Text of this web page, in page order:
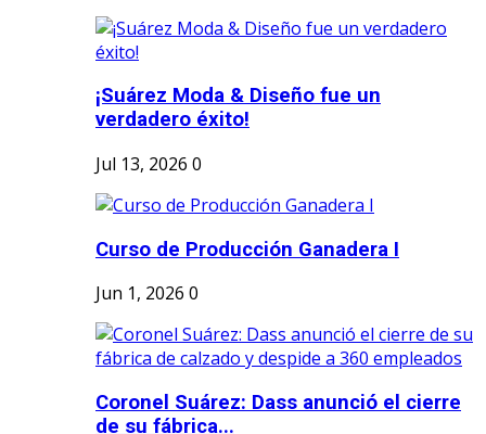
¡Suárez Moda & Diseño fue un
verdadero éxito!
Jul 13, 2026 0
Curso de Producción Ganadera I
Jun 1, 2026 0
Coronel Suárez: Dass anunció el cierre
de su fábrica...